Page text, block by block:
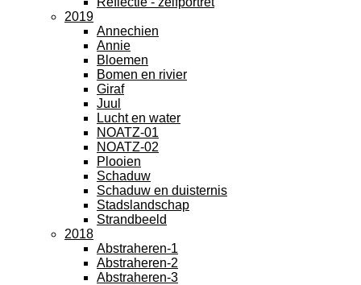
2019
Annechien
Annie
Bloemen
Bomen en rivier
Giraf
Juul
Lucht en water
NOATZ-01
NOATZ-02
Plooien
Schaduw
Schaduw en duisternis
Stadslandschap
Strandbeeld
2018
Abstraheren-1
Abstraheren-2
Abstraheren-3